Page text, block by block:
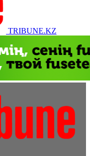
TRIBUNE.KZ